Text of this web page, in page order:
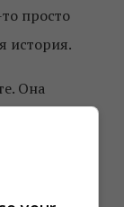
просто
история.
Она
видит
ведет